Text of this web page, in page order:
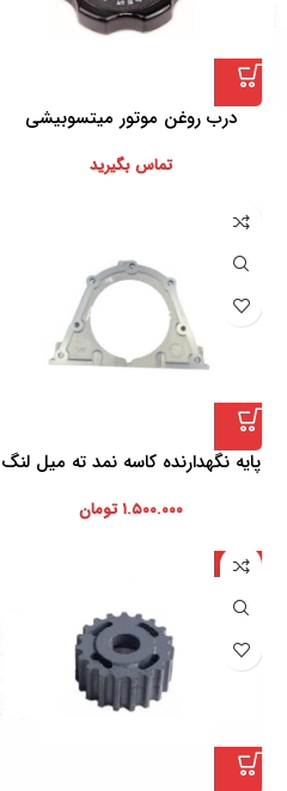
درب روغن موتور میتسوبیشی
تماس بگیرید
پایه نگهدارنده کاسه نمد ته میل لنگ
۱.۵۰۰.۰۰۰تومان
ژاپن